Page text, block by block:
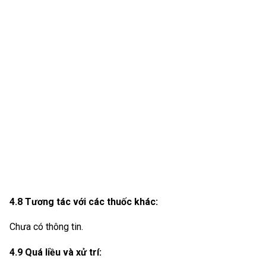
4.8 Tương tác với các thuốc khác:
Chưa có thông tin.
4.9 Quá liều và xử trí: